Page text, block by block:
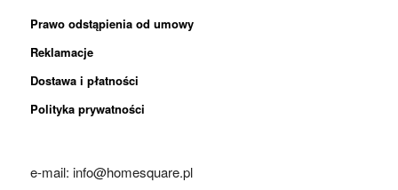
Prawo odstąpienia od umowy
Reklamacje
Dostawa i płatności
Polityka prywatności
e-mail: info@homesquare.pl